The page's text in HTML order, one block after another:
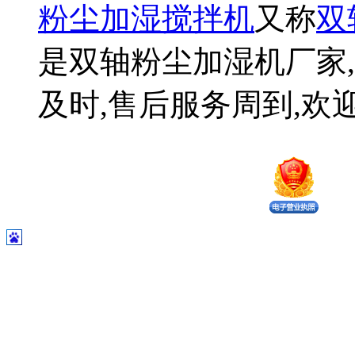
粉尘加湿搅拌机又称双
是双轴粉尘加湿机厂
及时,售后服务周到,欢